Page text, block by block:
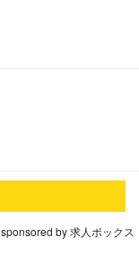
sponsored by 求人ボックス